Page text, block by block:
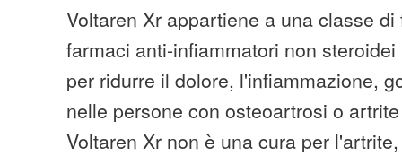
Voltaren Xr appartiene a una classe
farmaci anti-infiammatori non
per ridurre il dolore, l'infiammazione,
nelle persone con osteoartrosi o
Voltaren Xr non è una cura per